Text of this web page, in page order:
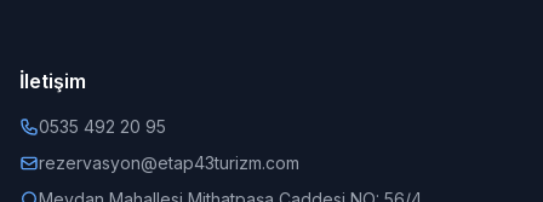
İletişim
0535 492 20 95
rezervasyon@etap43turizm.com